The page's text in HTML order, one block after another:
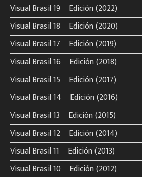
Visual Brasil 19º Edición (2022)
Visual Brasil 18º Edición (2020)
Visual Brasil 17º Edición (2019)
Visual Brasil 16º Edición (2018)
Visual Brasil 15º Edición (2017)
Visual Brasil 14º Edición (2016)
Visual Brasil 13º Edición (2015)
Visual Brasil 12º Edición (2014)
Visual Brasil 11º Edición (2013)
Visual Brasil 10º Edición (2012)